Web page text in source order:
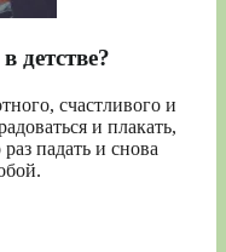
счастливого и
и плакать,
падать и снова